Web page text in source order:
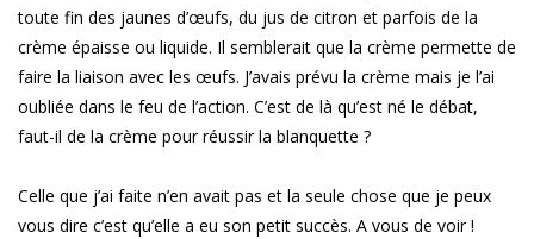
toute fin des jaunes d’œufs, du jus de citron et parfois de la
crème épaisse ou liquide. Il semblerait que la crème permette de
faire la liaison avec les œufs. J’avais prévu la crème mais je l’ai
oubliée dans le feu de l’action. C’est de là qu’est né le débat,
faut-il de la crème pour réussir la blanquette ?
Celle que j’ai faite n’en avait pas et la seule chose que je peux
vous dire c’est qu’elle a eu son petit succès. A vous de voir !